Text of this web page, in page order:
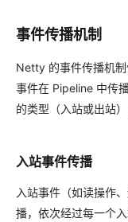
事件传播机制
Netty 的事件传播机制
事件在 Pipeline 中传
的类型（入站或出站
入站事件传播
入站事件（如读操作
播，依次经过每一个